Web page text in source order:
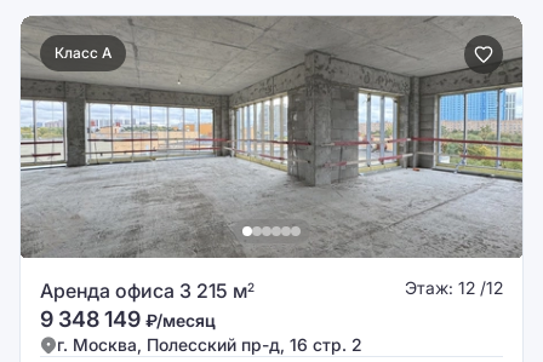
Класс A
Аренда офиса 3 215 м2 Этаж: 12 /12
9 348 149 ₽/месяц
г. Москва, Полесский пр-д, 16 стр. 2